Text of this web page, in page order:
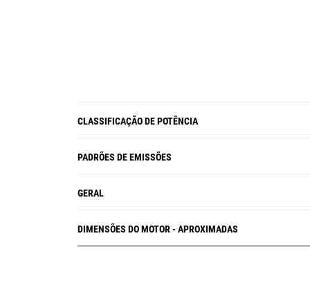
CLASSIFICAÇÃO DE POTÊNCIA
PADRÕES DE EMISSÕES
GERAL
DIMENSÕES DO MOTOR - APROXIMADAS